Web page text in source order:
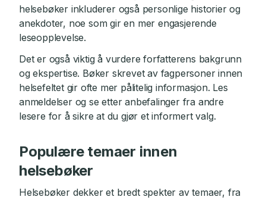
helsebøker inkluderer også personlige historier og
anekdoter, noe som gir en mer engasjerende
leseopplevelse.
Det er også viktig å vurdere forfatterens bakgrunn
og ekspertise. Bøker skrevet av fagpersoner innen
helsefeltet gir ofte mer pålitelig informasjon. Les
anmeldelser og se etter anbefalinger fra andre
lesere for å sikre at du gjør et informert valg.
Populære temaer innen
helsebøker
Helsebøker dekker et bredt spekter av temaer, fra